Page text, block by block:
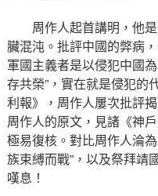
周作人起首講明，他
臟混沌。批評中國的弊病
軍國主義者是以侵犯中國
存共榮”，實在就是侵犯的
利報》，周作人屢次批評
周作人的原文，見諸《神
極易復核。對比周作人淪
族束縛而戰”，以及祭拜靖
嘆息！